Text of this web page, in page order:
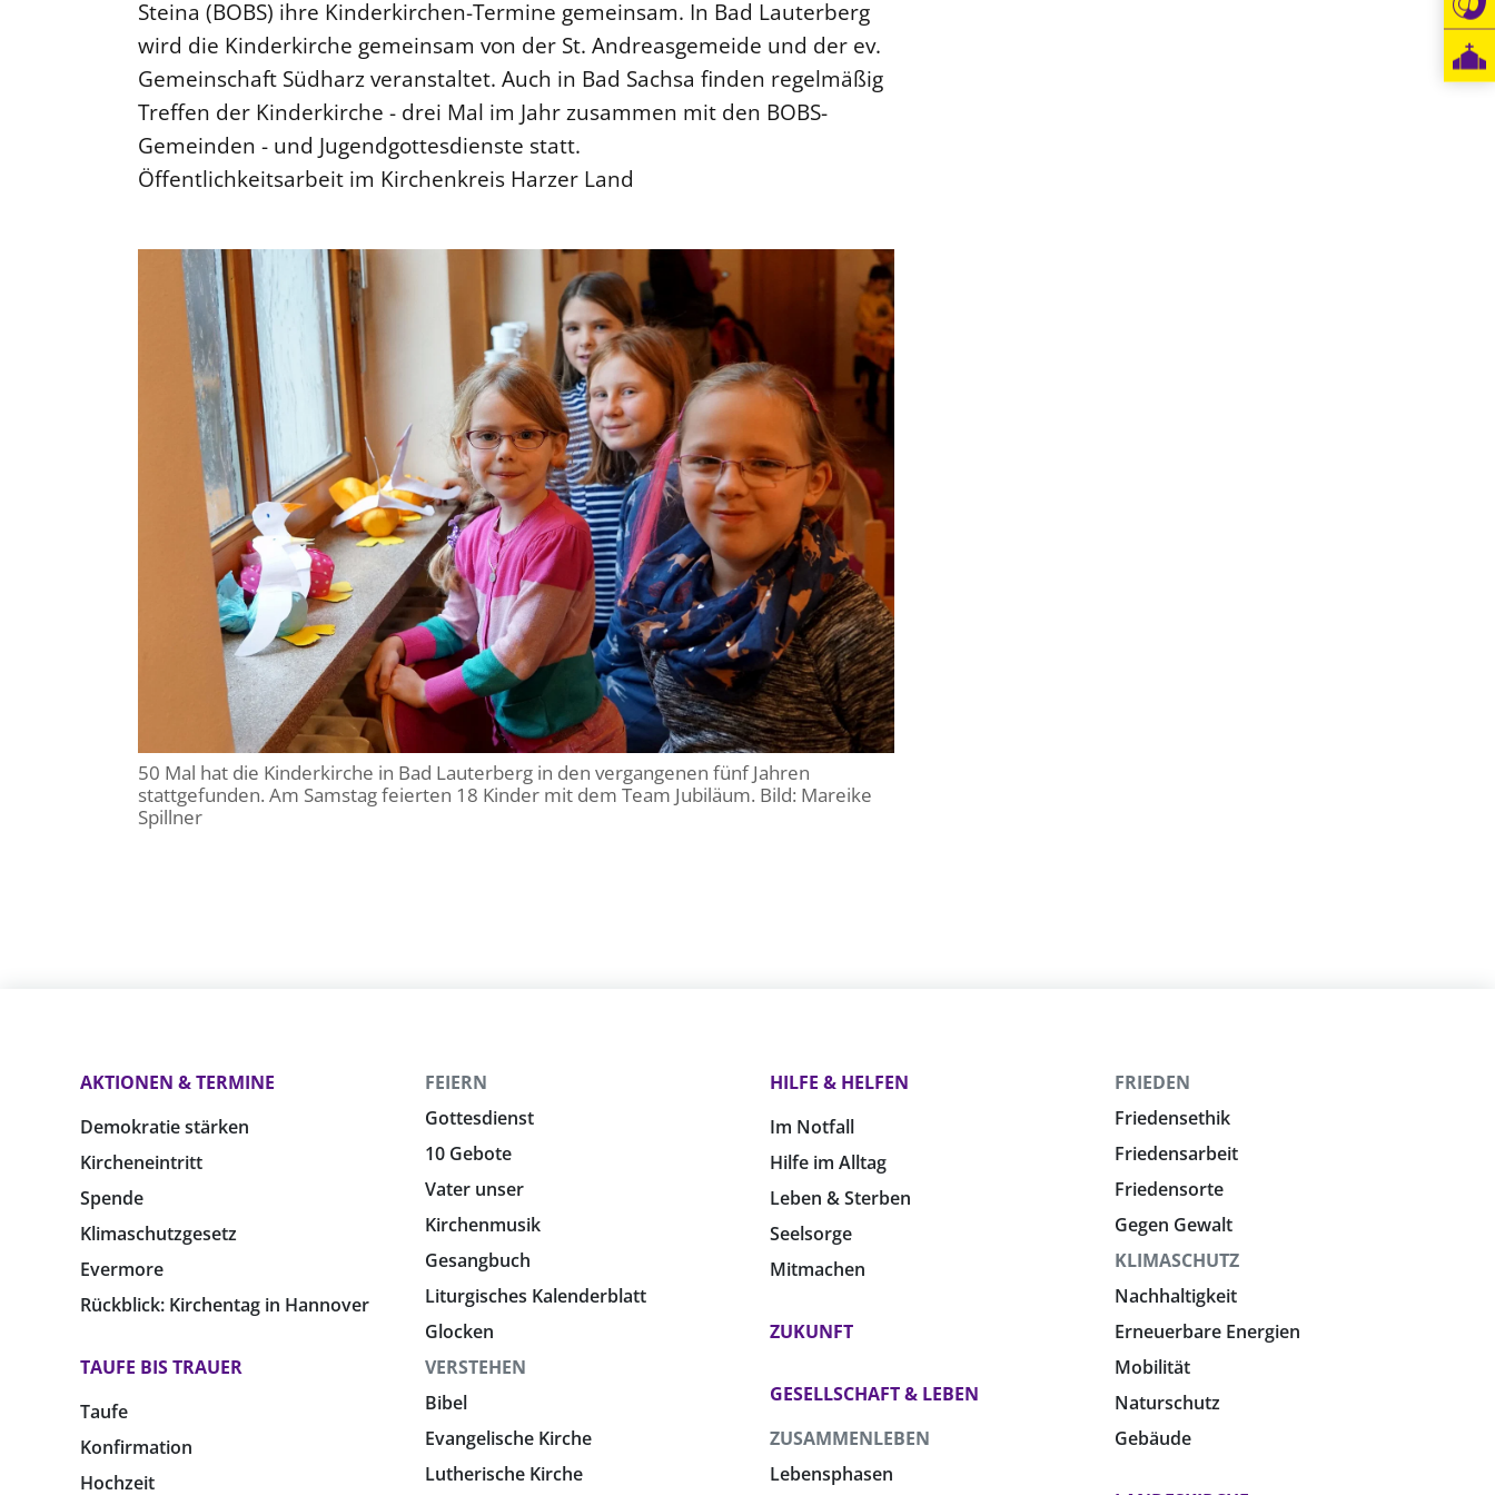
Steina (BOBS) ihre Kinderkirchen-Termine gemeinsam. In Bad Lauterberg
wird die Kinderkirche gemeinsam von der St. Andreasgemeide und der ev.
Gemeinschaft Südharz veranstaltet. Auch in Bad Sachsa finden regelmäßig
Treffen der Kinderkirche - drei Mal im Jahr zusammen mit den BOBS-
Gemeinden - und Jugendgottesdienste statt.
Öffentlichkeitsarbeit im Kirchenkreis Harzer Land
50 Mal hat die Kinderkirche in Bad Lauterberg in den vergangenen fünf Jahren
stattgefunden. Am Samstag feierten 18 Kinder mit dem Team Jubiläum. Bild: Mareike
Spillner
AKTIONEN & TERMINE
Demokratie stärken
Kircheneintritt
Spende
Klimaschutzgesetz
Evermore
Rückblick: Kirchentag in Hannover
TAUFE BIS TRAUER
Taufe
Konfirmation
Hochzeit
FEIERN
Gottesdienst
10 Gebote
Vater unser
Kirchenmusik
Gesangbuch
Liturgisches Kalenderblatt
Glocken
VERSTEHEN
Bibel
Evangelische Kirche
Lutherische Kirche
HILFE & HELFEN
Im Notfall
Hilfe im Alltag
Leben & Sterben
Seelsorge
Mitmachen
ZUKUNFT
GESELLSCHAFT & LEBEN
ZUSAMMENLEBEN
Lebensphasen
FRIEDEN
Friedensethik
Friedensarbeit
Friedensorte
Gegen Gewalt
KLIMASCHUTZ
Nachhaltigkeit
Erneuerbare Energien
Mobilität
Naturschutz
Gebäude